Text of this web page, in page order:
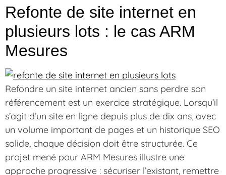
Refonte de site internet en
plusieurs lots : le cas ARM
Mesures
Refondre un site internet ancien sans perdre son
référencement est un exercice stratégique. Lorsqu’il
s’agit d’un site en ligne depuis plus de dix ans, avec
un volume important de pages et un historique SEO
solide, chaque décision doit être structurée. Ce
projet mené pour ARM Mesures illustre une
approche progressive : sécuriser l’existant, remettre